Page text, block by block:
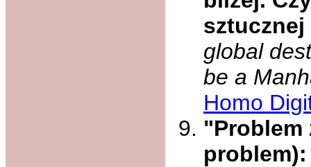
global
be a
Homo
"Problem